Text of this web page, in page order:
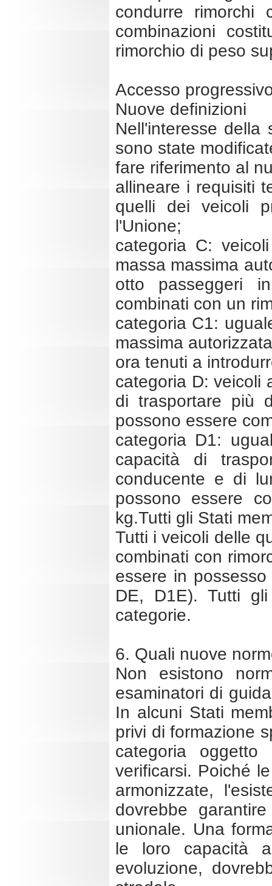
condurre
combinazioni
rimorchio di peso
Accesso
Nuove definizioni
Nell'interesse
sono state
fare riferimento al
allineare i requisiti
quelli dei veicoli
l'Unione;
categoria C:
massa massima
otto passeggeri
combinati con un
categoria C1:
massima
ora tenuti a
categoria D: veicoli
di trasportare più
possono essere
categoria D1:
capacità di
conducente e di
possono essere
kg.Tutti gli Stati
Tutti i veicoli delle
combinati con
essere in
DE, D1E). Tutti
categorie.
6. Quali nuove
Non esistono
esaminatori di
In alcuni Stati
privi di formazione
categoria
verificarsi. Poiché
armonizzate,
dovrebbe
unionale. Una
le loro capacità
evoluzione,